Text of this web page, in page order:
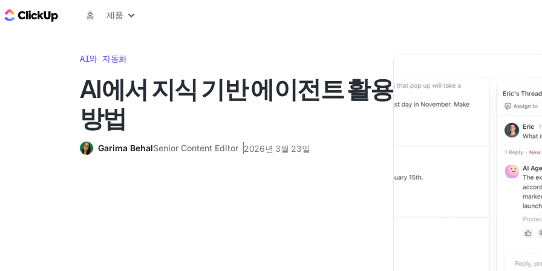
ClickUp 블로그
홈 제품
AI와 자동화
AI에서 지식 기반 에이전트 활용
방법
Garima BehalSenior Content Editor 2026년 3월 23일